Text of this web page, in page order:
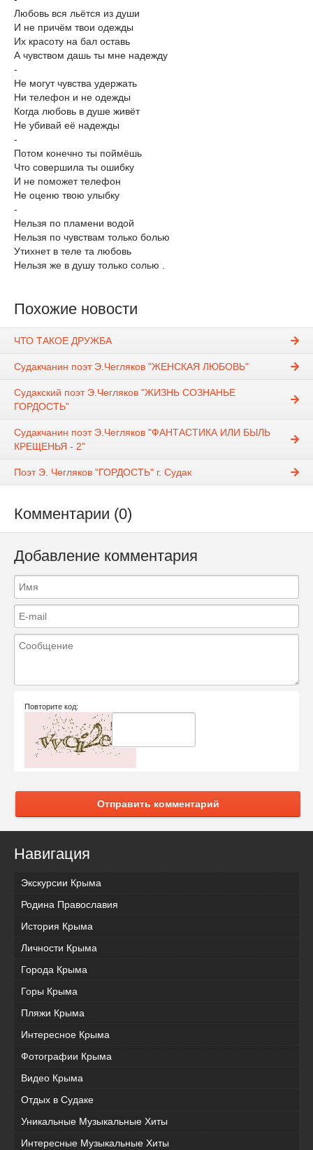
Любовь вся льётся из души
И не причём твои одежды
Их красоту на бал оставь
А чувством дашь ты мне надежду
-
Не могут чувства удержать
Ни телефон и не одежды
Когда любовь в душе живёт
Не убивай её надежды
-
Потом конечно ты поймёшь
Что совершила ты ошибку
И не поможет телефон
Не оценю твою улыбку
-
Нельзя по пламени водой
Нельзя по чувствам только болью
Утихнет в теле та любовь
Нельзя же в душу только солью .
Похожие новости
ЧТО ТАКОЕ ДРУЖБА
Судакчанин поэт Э.Чегляков "ЖЕНСКАЯ ЛЮБОВЬ"
Судакский поэт Э.Чегляков "ЖИЗНЬ СОЗНАНЬЕ
ГОРДОСТЬ"
Судакчанин поэт Э.Чегляков "ФАНТАСТИКА ИЛИ БЫЛЬ
КРЕЩЕНЬЯ - 2"
Поэт Э. Чегляков "ГОРДОСТЬ" г. Судак
Комментарии (0)
Добавление комментария
Повторите код:
Отправить комментарий
Навигация
Экскурсии Крыма
Родина Православия
История Крыма
Личности Крыма
Города Крыма
Горы Крыма
Пляжи Крыма
Интересное Крыма
Фотографии Крыма
Видео Крыма
Отдых в Судаке
Уникальные Музыкальные Хиты
Интересные Музыкальные Хиты